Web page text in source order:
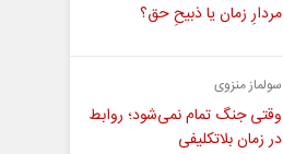
مردارِ زمان یا ذبیحِ حق؟
سولماز منزوی
وقتی جنگ تمام نمی‌شود؛ روابط
در زمان بلاتکلیفی